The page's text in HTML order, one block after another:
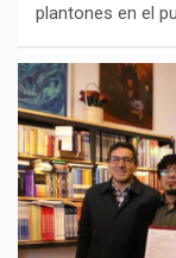
plantones en el